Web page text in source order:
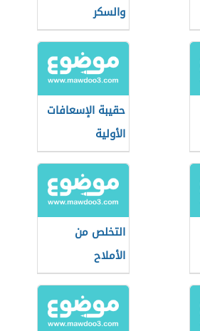
والسكر
حقيبة الإسعافات
الأولية
التخلص من
الأملاح